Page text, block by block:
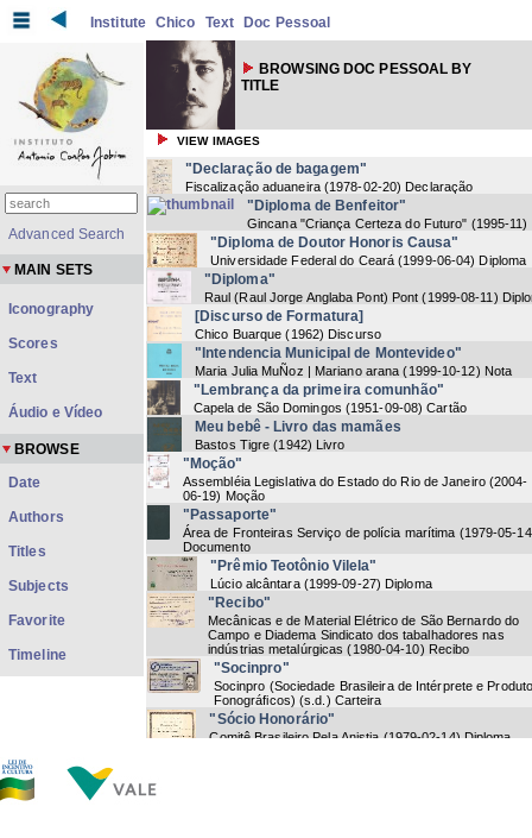
Institute Chico Text Doc Pessoal
BROWSING DOC PESSOAL BY
TITLE
VIEW IMAGES
"Declaração de bagagem"
Fiscalização aduaneira (1978-02-20) Declaração
"Diploma de Benfeitor"
Gincana "Criança Certeza do Futuro" (1995-11)
"Diploma de Doutor Honoris Causa"
Universidade Federal do Ceará (1999-06-04) Diploma
"Diploma"
Raul (Raul Jorge Anglaba Pont) Pont (1999-08-11 )
[Discurso de Formatura]
Chico Buarque (1962) Discurso
"Intendencia Municipal de Montevideo"
Maria Julia MuÑoz | Mariano arana (1999-10-12) Nota
"Lembrança da primeira comunhão"
Capela de São Domingos (1951-09-08) Cartão
Meu bebê - Livro das mamães
Bastos Tigre (1942) Livro
"Moção"
Assembléia Legislativa do Estado do Rio de Janeiro (2004-
06-19) Moção
"Passaporte"
Área de Fronteiras Serviço de polícia marítima (1979-05-14
Documento
"Prêmio Teotônio Vilela"
Lúcio alcântara (1999-09-27) Diploma
"Recibo"
Mecânicas e de Material Elétrico de São Bernardo do
Campo e Diadema Sindicato dos tabalhadores nas
indústrias metalúrgicas (1980-04-10) Recibo
"Socinpro"
Socinpro (Sociedade Brasileira de Intérprete e
Fonográficos) (s.d. ) Carteira
"Sócio Honorário"
Comitê Brasileiro Pela Anistia (1979-02-14) Diploma
Advanced Search
MAIN SETS
Iconography
Scores
Text
Áudio e Vídeo
BROWSE
Date
Authors
Titles
Subjects
Favorite
Timeline